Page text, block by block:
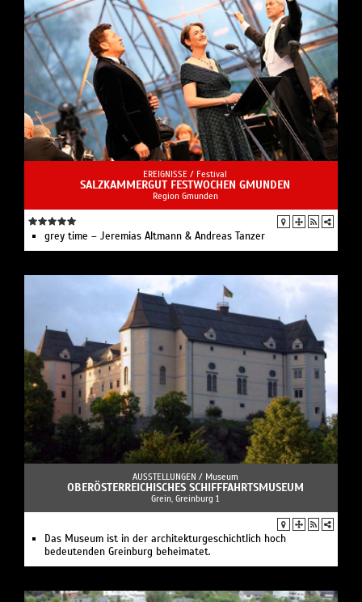
EREIGNISSE / Festival
SALZKAMMERGUT FESTWOCHEN GMUNDEN
Region Gmunden
grey time – Jeremias Altmann & Andreas Tanzer
AUSSTELLUNGEN / Museum
OBERÖSTERREICHISCHES SCHIFFFAHRTSMUSEUM
Grein, Greinburg 1
Das Museum ist in der architekturgeschichtlich hoch
bedeutenden Greinburg beheimatet.